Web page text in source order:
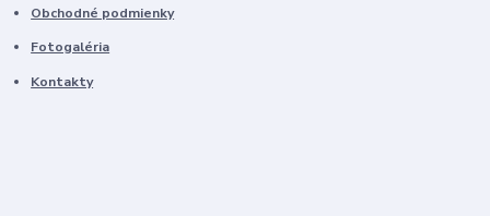
Obchodné podmienky
Fotogaléria
Kontakty